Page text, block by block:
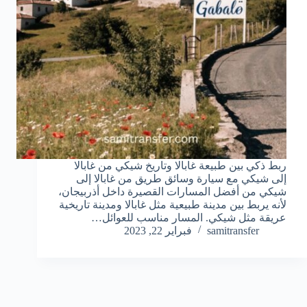
ربط ذكي بين طبيعة غابالا وتاريخ شيكي من غابالا
إلى شيكي مع سيارة وسائق طريق من غابالا إلى
شيكي من أفضل المسارات القصيرة داخل أذربيجان،
لأنه يربط بين مدينة طبيعية مثل غابالا ومدينة تاريخية
عريقة مثل شيكي. المسار مناسب للعوائل…
samitransfer
فبراير 22, 2023